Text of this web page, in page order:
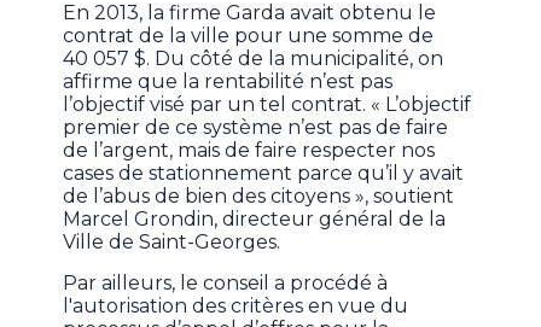
En 2013, la firme Garda avait obtenu le
contrat de la ville pour une somme de
40 057 $. Du côté de la municipalité, on
affirme que la rentabilité n’est pas
l’objectif visé par un tel contrat. « L’objectif
premier de ce système n’est pas de faire
de l’argent, mais de faire respecter nos
cases de stationnement parce qu’il y avait
de l’abus de bien des citoyens », soutient
Marcel Grondin, directeur général de la
Ville de Saint-Georges.
Par ailleurs, le conseil a procédé à
l'autorisation des critères en vue du